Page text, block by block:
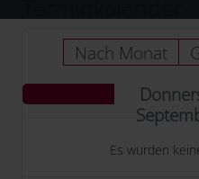
Nach Monat
Es wurden